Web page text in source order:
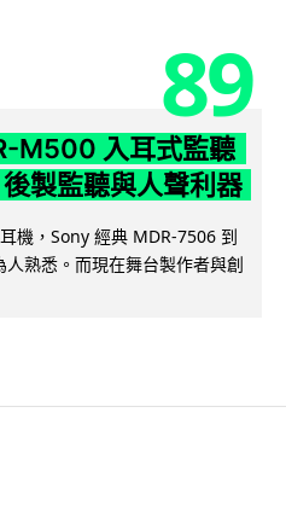
89
M500 入耳式監聽
製監聽與人聲利器
機，Sony 經典 MDR-7506 到
熟悉。而現在舞台製作者與創